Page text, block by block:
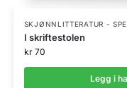
SKJØNNLITTERATUR -
I skriftestolen
kr70
Legg i